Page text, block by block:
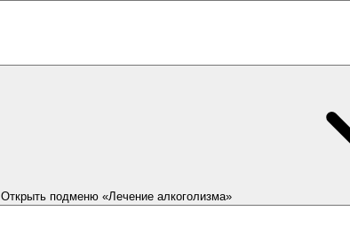
Открыть подменю «Лечение алкоголизма»